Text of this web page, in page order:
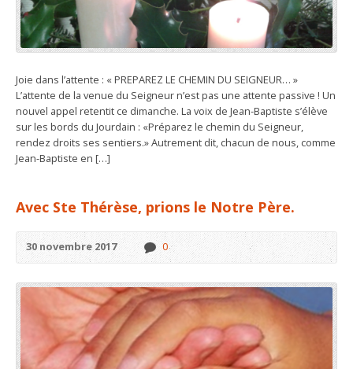
Joie dans l’attente : « PREPAREZ LE CHEMIN DU SEIGNEUR… »
L’attente de la venue du Seigneur n’est pas une attente passive ! Un
nouvel appel retentit ce dimanche. La voix de Jean-Baptiste s’élève
sur les bords du Jourdain : «Préparez le chemin du Seigneur,
rendez droits ses sentiers.» Autrement dit, chacun de nous, comme
Jean-Baptiste en […]
Avec Ste Thérèse, prions le Notre Père.
30 novembre 2017 0